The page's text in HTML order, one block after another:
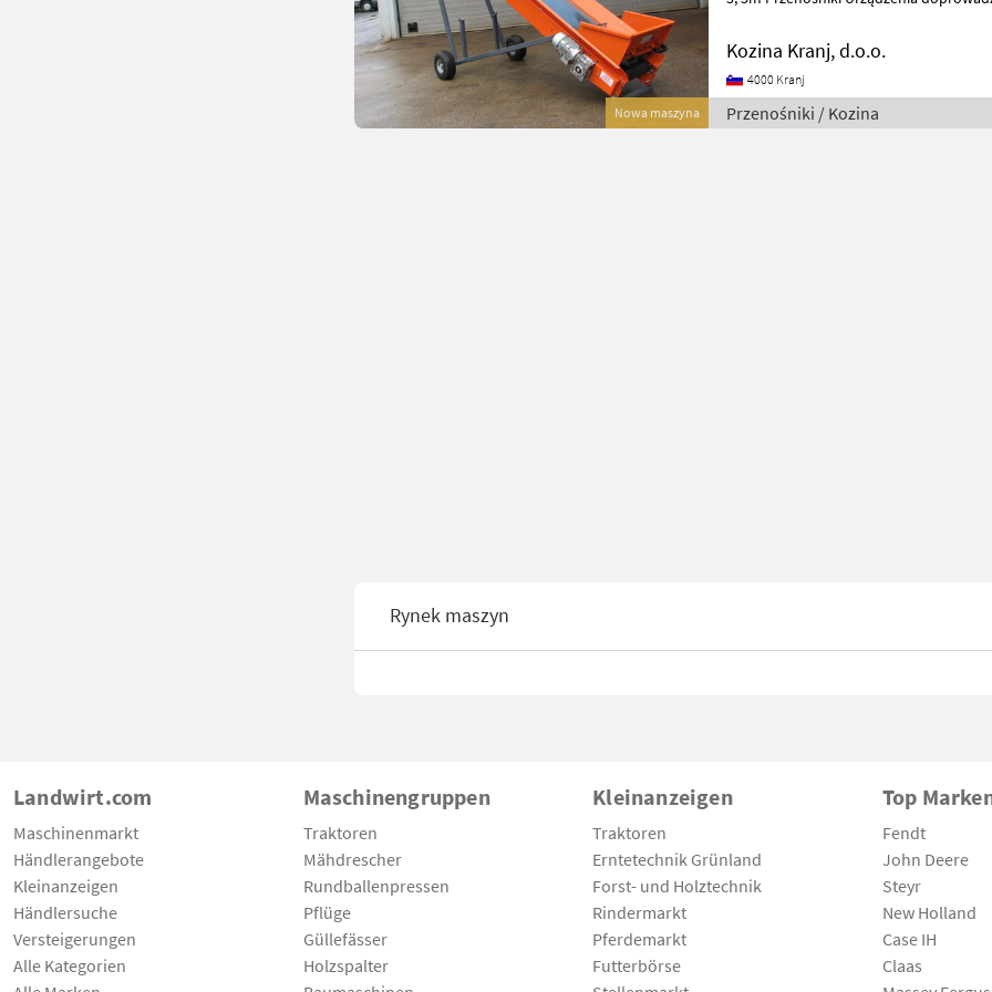
Nowa maszyna
Kozina Kranj, d.o.o.
4000 Kranj
Przenośniki / Kozina
Rynek maszyn
Landwirt.com
Maschinenmarkt
Händlerangebote
Kleinanzeigen
Händlersuche
Versteigerungen
Alle Kategorien
Maschinengruppen
Traktoren
Mähdrescher
Rundballenpressen
Pflüge
Güllefässer
Holzspalter
Kleinanzeigen
Traktoren
Erntetechnik Grünland
Forst- und Holztechnik
Rindermarkt
Pferdemarkt
Futterbörse
Top
Fendt
John Deere
Steyr
New Holland
Case IH
Claas